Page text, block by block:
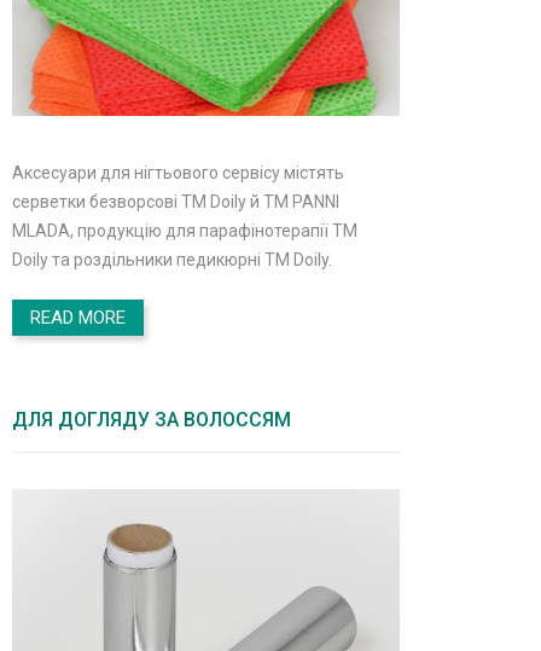
Аксесуари для нігтьового сервісу містять
серветки безворсові TM Doily й ТМ PANNI
MLADA, продукцію для парафінотерапії TM
Doily та роздільники педикюрні TM Doily.
READ MORE
ДЛЯ ДОГЛЯДУ ЗА ВОЛОССЯМ